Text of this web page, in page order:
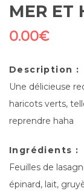
MER ET
0.00€
Description :
Une délicieuse
haricots verts,
reprendre haha
Ingrédients :
Feuilles de
épinard, lait,